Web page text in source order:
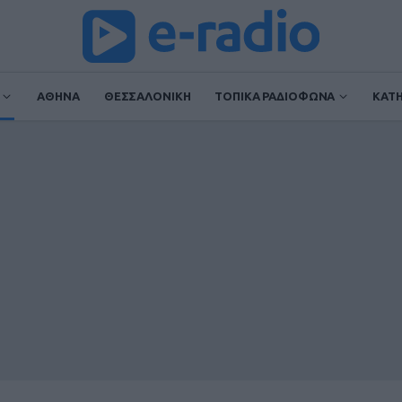
ΑΘΗΝΑ ΘΕΣΣΑΛΟΝΙΚΗ ΤΟΠΙΚΑ ΡΑΔΙΟΦΩΝΑ